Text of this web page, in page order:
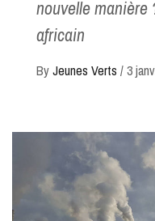
nouvelle manière
africain
ByJeunes Verts /3